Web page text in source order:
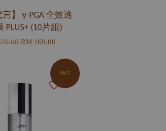
言】 γ-PGA 全效透
PLUS+ (10片組)
RM 169.00
SALE